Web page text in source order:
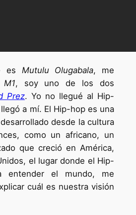
es Mutulu Olugabala, me
M1, soy uno de los dos
Prez. Yo no llegué al Hip-
a mí. El Hip-hop es una
desde la cultura
como un africano, un
que creció en América,
el lugar donde el Hip-
entender el mundo, me
cuál es nuestra visión